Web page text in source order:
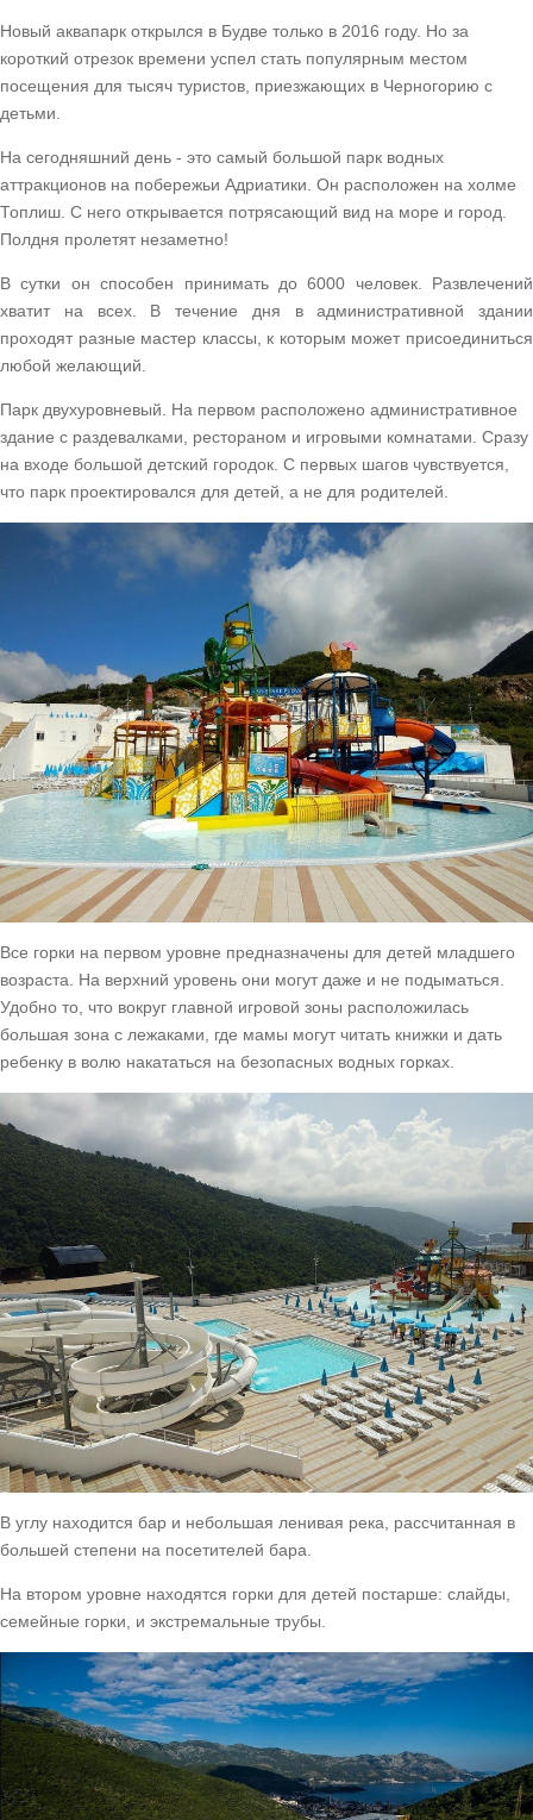
Новый аквапарк открылся в Будве только в 2016 году. Но за
короткий отрезок времени успел стать популярным местом
посещения для тысяч туристов, приезжающих в Черногорию с
детьми.
На сегодняшний день - это самый большой парк водных
аттракционов на побережьи Адриатики. Он расположен на холме
Топлиш. С него открывается потрясающий вид на море и город.
Полдня пролетят незаметно!
В сутки он способен принимать до 6000 человек. Развлечений
хватит на всех. В течение дня в административной здании
проходят разные мастер классы, к которым может присоединиться
любой желающий.
Парк двухуровневый. На первом расположено административное
здание с раздевалками, рестораном и игровыми комнатами. Сразу
на входе большой детский городок. С первых шагов чувствуется,
что парк проектировался для детей, а не для родителей.
Все горки на первом уровне предназначены для детей младшего
возраста. На верхний уровень они могут даже и не подыматься.
Удобно то, что вокруг главной игровой зоны расположилась
большая зона с лежаками, где мамы могут читать книжки и дать
ребенку в волю накататься на безопасных водных горках.
В углу находится бар и небольшая ленивая река, рассчитанная в
большей степени на посетителей бара.
На втором уровне находятся горки для детей постарше: слайды,
семейные горки, и экстремальные трубы.